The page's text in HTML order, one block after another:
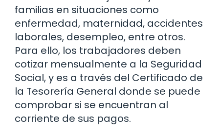
familias en situaciones como
enfermedad, maternidad, accidentes
laborales, desempleo, entre otros.
Para ello, los trabajadores deben
cotizar mensualmente a la Seguridad
Social, y es a través del Certificado de
la Tesorería General donde se puede
comprobar si se encuentran al
corriente de sus pagos.